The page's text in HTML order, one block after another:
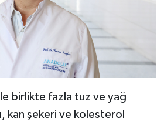
birlikte fazla tuz ve yağ
kan şekeri ve kolesterol